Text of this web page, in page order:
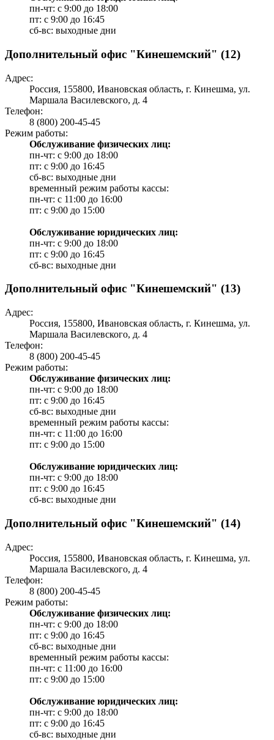
пн-чт: с 9:00 до 18:00
пт: с 9:00 до 16:45
сб-вс: выходные дни
Дополнительный офис "Кинешемский" (12)
Адрес:
Россия, 155800, Ивановская область, г. Кинешма, ул.
Маршала Василевского, д. 4
Телефон:
8 (800) 200-45-45
Режим работы:
Обслуживание физических лиц:
пн-чт: с 9:00 до 18:00
пт: с 9:00 до 16:45
сб-вс: выходные дни
временный режим работы кассы:
пн-чт: с 11:00 до 16:00
пт: с 9:00 до 15:00
Обслуживание юридических лиц:
пн-чт: с 9:00 до 18:00
пт: с 9:00 до 16:45
сб-вс: выходные дни
Дополнительный офис "Кинешемский" (13)
Адрес:
Россия, 155800, Ивановская область, г. Кинешма, ул.
Маршала Василевского, д. 4
Телефон:
8 (800) 200-45-45
Режим работы:
Обслуживание физических лиц:
пн-чт: с 9:00 до 18:00
пт: с 9:00 до 16:45
сб-вс: выходные дни
временный режим работы кассы:
пн-чт: с 11:00 до 16:00
пт: с 9:00 до 15:00
Обслуживание юридических лиц:
пн-чт: с 9:00 до 18:00
пт: с 9:00 до 16:45
сб-вс: выходные дни
Дополнительный офис "Кинешемский" (14)
Адрес:
Россия, 155800, Ивановская область, г. Кинешма, ул.
Маршала Василевского, д. 4
Телефон:
8 (800) 200-45-45
Режим работы:
Обслуживание физических лиц:
пн-чт: с 9:00 до 18:00
пт: с 9:00 до 16:45
сб-вс: выходные дни
временный режим работы кассы:
пн-чт: с 11:00 до 16:00
пт: с 9:00 до 15:00
Обслуживание юридических лиц:
пн-чт: с 9:00 до 18:00
пт: с 9:00 до 16:45
сб-вс: выходные дни